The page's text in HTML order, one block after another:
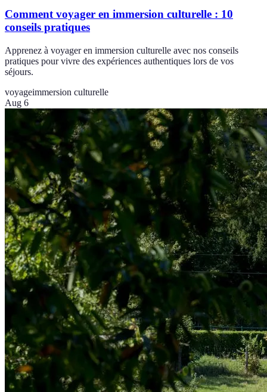
Comment voyager en immersion culturelle : 10
conseils pratiques
Apprenez à voyager en immersion culturelle avec nos conseils
pratiques pour vivre des expériences authentiques lors de vos
séjours.
voyageimmersion culturelle
Aug 6